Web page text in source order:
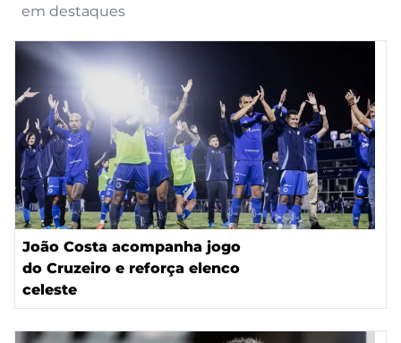
em destaques
João Costa acompanha jogo
do Cruzeiro e reforça elenco
celeste